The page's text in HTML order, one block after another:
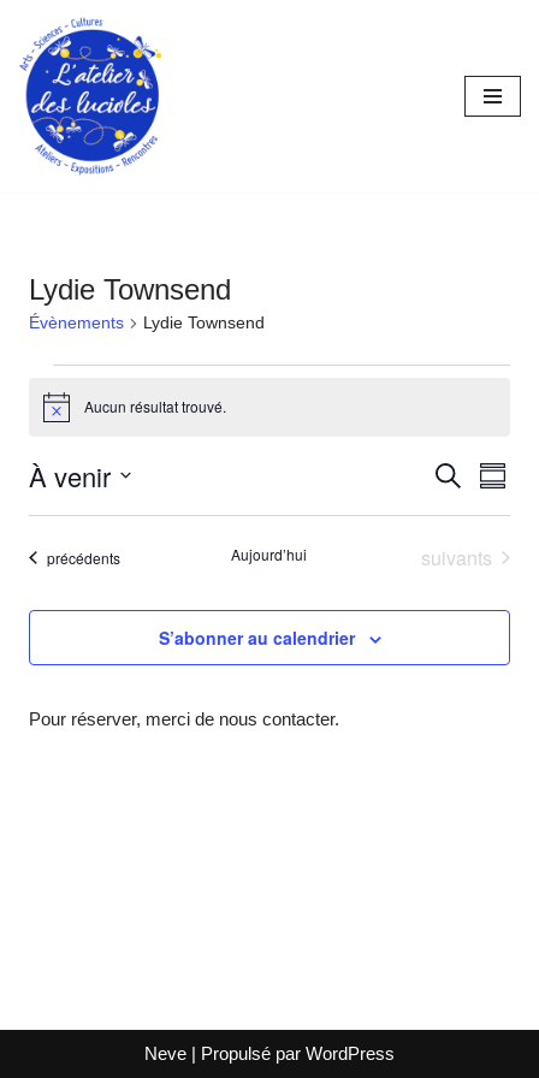
Aller
au
contenu
Lydie Townsend
Évènements Lydie Townsend
Notice Aucun résultat trouvé.
et
de
Recherche
de
À venir
dateÉvènements
précédents Aujourd’hui Évènements
suivants
S’abonner au calendrier
Pour réserver, merci de nous contacter.
Neve | Propulsé par WordPress